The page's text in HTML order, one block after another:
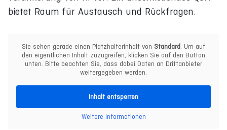
bietet Raum für Austausch und Rückfragen.
Sie sehen gerade einen Platzhalterinhalt von Standard . Um auf
den eigentlichen Inhalt zuzugreifen, klicken Sie auf den Button
unten. Bitte beachten Sie, dass dabei Daten an Drittanbieter
weitergegeben werden.
Inhalt entsperren
Weitere Informationen